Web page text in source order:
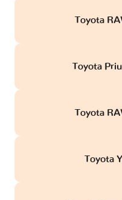
Toyota
Toyota
Toyota
Toyota